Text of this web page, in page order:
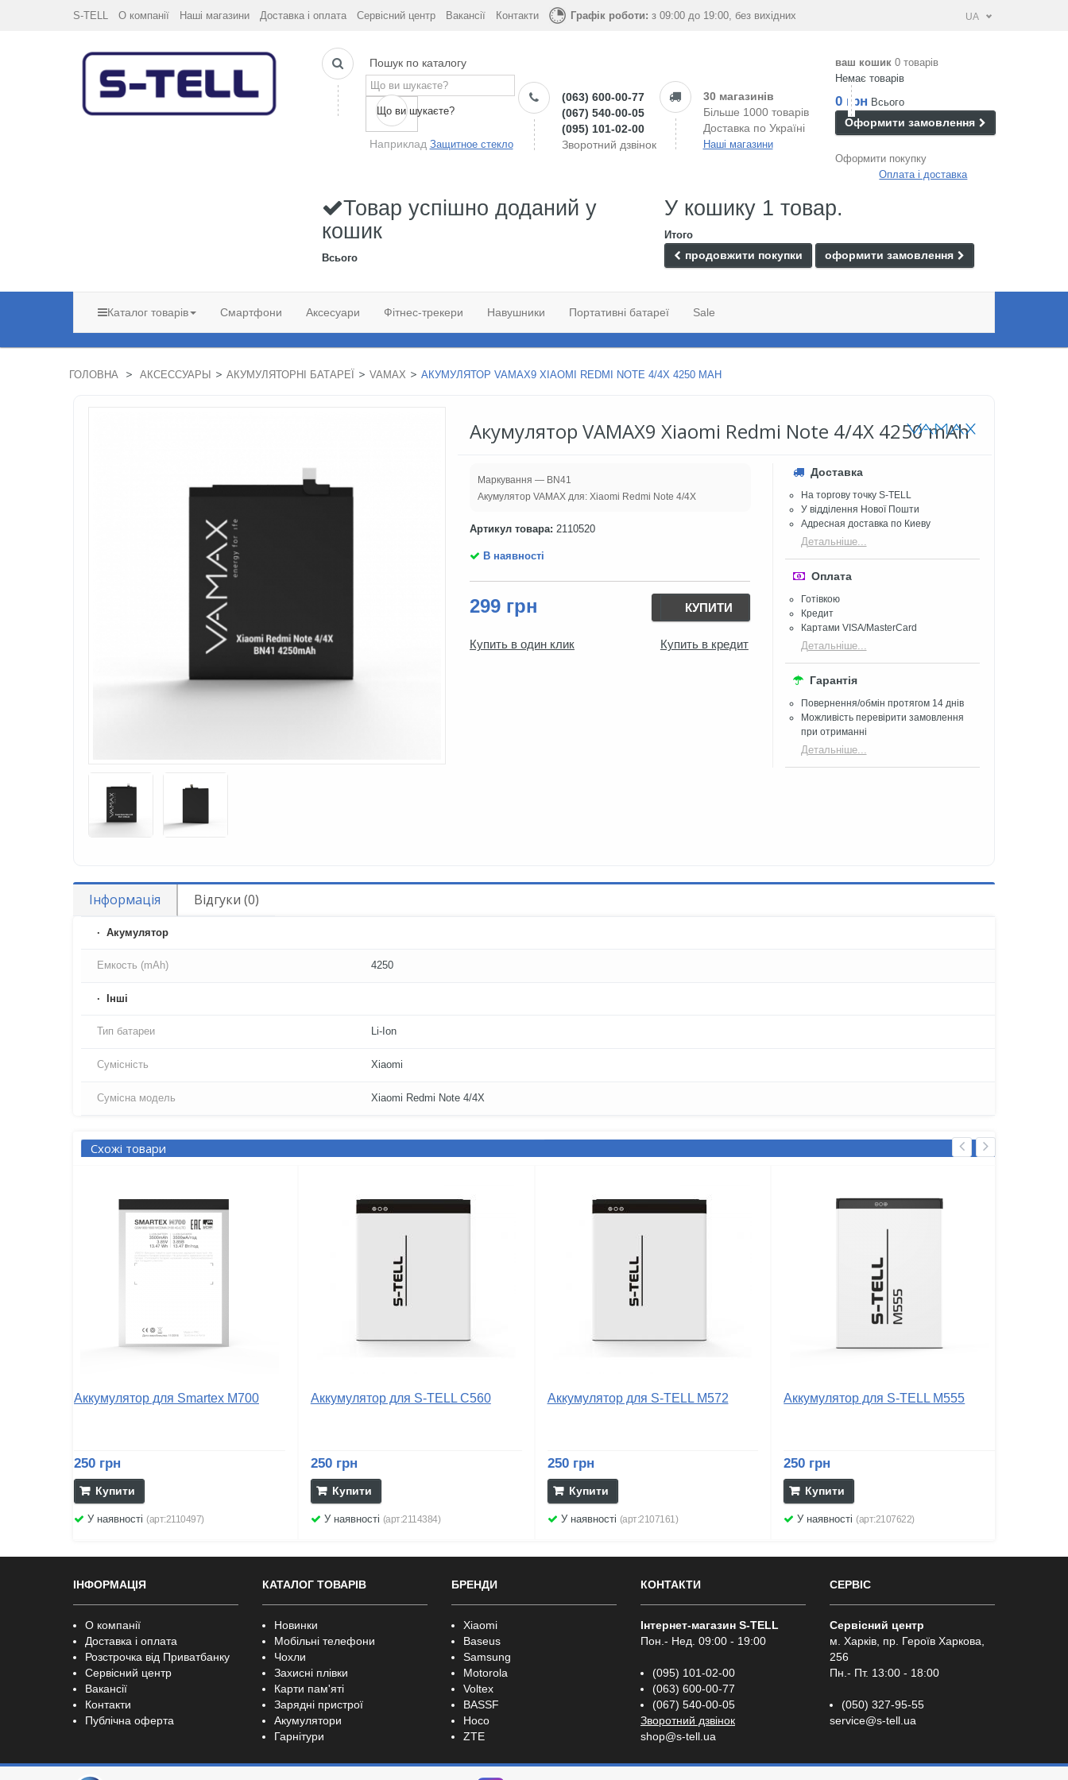
S-TELL О компанії Наші магазини Доставка і оплата Сервісний центр Вакансії Контакти Графік роботи: з 09:00 до 19:00, без вихідних UA
Пошук по каталогу
Що ви шукаєте?
Наприклад Защитное стекло
(063) 600-00-77
(067) 540-00-05
(095) 101-02-00
Зворотний дзвінок
30 магазинів
Більше 1000 товарів
Доставка по Україні
Наші магазини
ваш кошик 0 товарів
Немає товарів
0 грн Всього
Оформити замовлення
Оформити покупку
Оплата і доставка
Товар успішно доданий у
кошик
Всього
У кошику 1 товар.
Итого
продовжити покупки оформити замовлення
Каталог товарів Смартфони Аксесуари Фітнес-трекери Навушники Портативні батареї Sale
ГОЛОВНА > АКСЕССУАРЫ > АКУМУЛЯТОРНІ БАТАРЕЇ > VAMAX > АКУМУЛЯТОР VAMAX9 XIAOMI REDMI NOTE 4/4X 4250 MAH
Акумулятор VAMAX9 Xiaomi Redmi Note 4/4X 4250 mAh
Маркування — BN41
Акумулятор VAMAX для: Xiaomi Redmi Note 4/4X
Артикул товара: 2110520
В наявності
299 грн КУПИТИ
Купить в один клик Купить в кредит
Доставка
На торгову точку S-TELL
У відділення Нової Пошти
Адресная доставка по Киеву
Детальніше...
Оплата
Готівкою
Кредит
Картами VISA/MasterCard
Детальніше...
Гарантія
Повернення/обмін протягом 14 днів
Можливість перевірити замовлення
при отриманні
Детальніше...
Інформація Відгуки (0)
Акумулятор
Емкость (mAh) 4250
Iнші
Тип батареи Li-Ion
Сумісність Xiaomi
Сумісна модель Xiaomi Redmi Note 4/4X
Схожі товари
Аккумулятор для Smartex M700
250 грн
Купити
У наявності (арт:2110497)
Аккумулятор для S-TELL C560
250 грн
Купити
У наявності (арт:2114384)
Аккумулятор для S-TELL M572
250 грн
Купити
У наявності (арт:2107161)
Аккумулятор для S-TELL M555
250 грн
Купити
У наявності(арт:2107622)
ІНФОРМАЦІЯ
О компанії
Доставка і оплата
Розстрочка від Приватбанку
Сервісний центр
Вакансії
Контакти
Публічна оферта
КАТАЛОГ ТОВАРІВ
Новинки
Мобільні телефони
Чохли
Захисні плівки
Карти пам'яті
Зарядні пристрої
Акумулятори
Гарнітури
БРЕНДИ
Xiaomi
Baseus
Samsung
Motorola
Voltex
BASSF
Hoco
ZTE
КОНТАКТИ
Інтернет-магазин S-TELL
Пон.- Нед. 09:00 - 19:00
(095) 101-02-00
(063) 600-00-77
(067) 540-00-05
Зворотний дзвінок
shop@s-tell.ua
СЕРВІС
Сервісний центр
м. Харків, пр. Героїв Харкова,
256
Пн.- Пт. 13:00 - 18:00
(050) 327-95-55
service@s-tell.ua